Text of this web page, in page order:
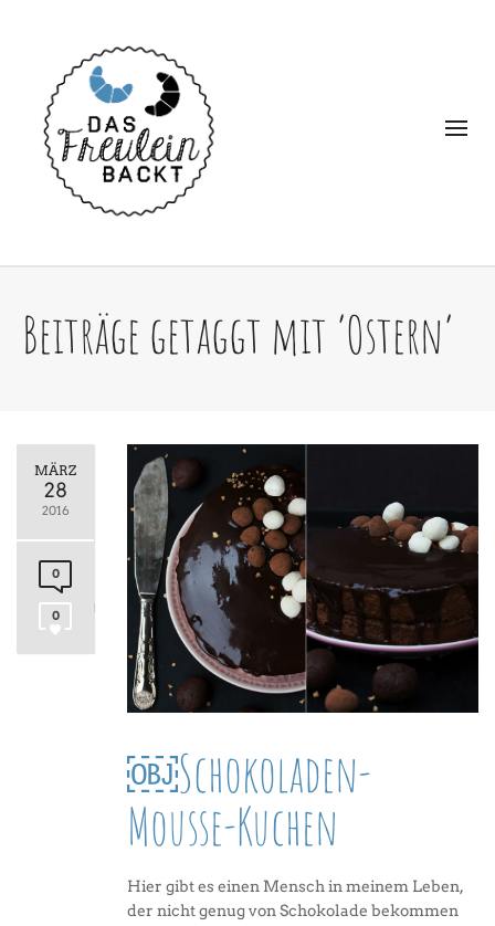
Beiträge getaggt mit ‘Ostern’
MÄRZ
28
2016
0
0
￼Schokoladen-
Mousse-Kuchen
Hier gibt es einen Mensch in meinem Leben,
der nicht genug von Schokolade bekommen